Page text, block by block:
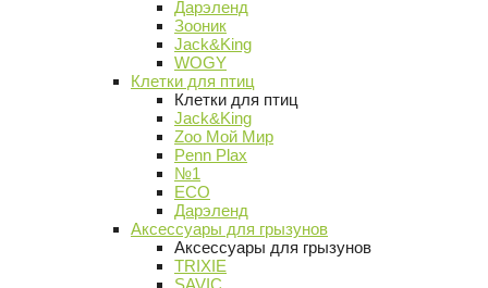
Дарэленд
Зооник
Jack&King
WOGY
Клетки для птиц
Клетки для птиц
Jack&King
Zoo Мой Мир
Penn Plax
№1
ECO
Дарэленд
Аксессуары для грызунов
Аксессуары для грызунов
TRIXIE
SAVIC